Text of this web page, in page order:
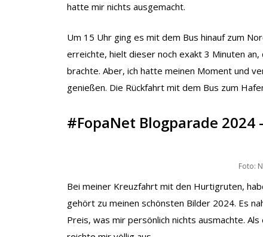
hatte mir nichts ausgemacht.
Um 15 Uhr ging es mit dem Bus hinauf zum
erreichte, hielt dieser noch exakt 3 Minuten
brachte. Aber, ich hatte meinen Moment und
genießen. Die Rückfahrt mit dem Bus zum
#FopaNet Blogparade
Foto:
Bei meiner Kreuzfahrt mit den Hurtigruten,
gehört zu meinen schönsten Bilder 2024. Es
Preis, was mir persönlich nichts ausmachte.